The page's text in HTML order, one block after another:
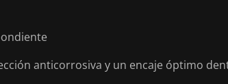
anticorrosiva y un encaje óptimo